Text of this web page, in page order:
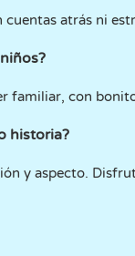
atrás ni
familiar, con
historia?
y aspecto.